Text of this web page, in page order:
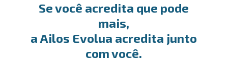
Se você acredita que pode
mais,
a Ailos Evolua acredita junto
com você.